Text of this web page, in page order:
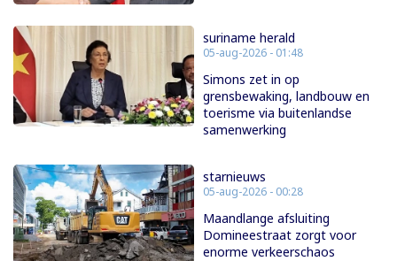
suriname herald
05-aug-2026 - 01:48
Simons zet in op
grensbewaking, landbouw en
toerisme via buitenlandse
samenwerking
starnieuws
05-aug-2026 - 00:28
Maandlange afsluiting
Domineestraat zorgt voor
enorme verkeerschaos